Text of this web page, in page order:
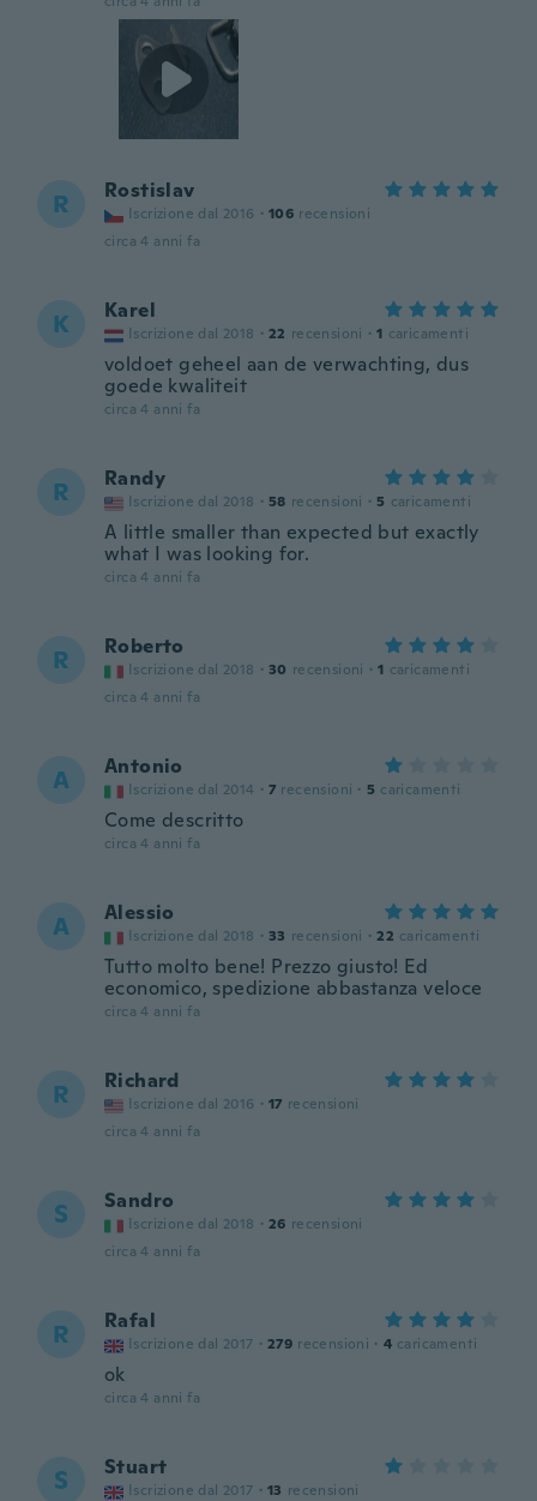
R Rostislav
Iscrizione dal 2016 · 106 recensioni
circa 4 anni fa
K Karel
Iscrizione dal 2018 · 22 recensioni · 1 caricamenti
voldoet geheel aan de verwachting, dus
goede kwaliteit
circa 4 anni fa
R Randy
Iscrizione dal 2018 · 58 recensioni · 5 caricamenti
A little smaller than expected but exactly
what I was looking for.
circa 4 anni fa
R Roberto
Iscrizione dal 2018 · 30 recensioni · 1 caricamenti
circa 4 anni fa
A Antonio
Iscrizione dal 2014 · 7 recensioni · 5 caricamenti
Come descritto
circa 4 anni fa
A Alessio
Iscrizione dal 2018 · 33 recensioni · 22 caricamenti
Tutto molto bene! Prezzo giusto! Ed
economico, spedizione abbastanza veloce
circa 4 anni fa
R Richard
Iscrizione dal 2016 · 17 recensioni
circa 4 anni fa
S Sandro
Iscrizione dal 2018 · 26 recensioni
circa 4 anni fa
R Rafal
Iscrizione dal 2017 · 279 recensioni · 4 caricamenti
ok
circa 4 anni fa
S Stuart
Iscrizione dal 2017 · 13 recensioni